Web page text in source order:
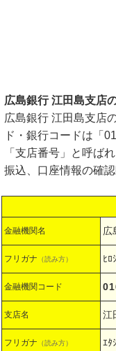
広島銀行 江田島支店
広島銀行 江田島支店
ド・銀行コードは「
「支店番号」と呼ば
振込、口座情報の確
金融機関名 広
フリガナ （読み方） ﾋﾛ
金融機関コード
支店名 江
フリガナ （読み方） ｴﾀ